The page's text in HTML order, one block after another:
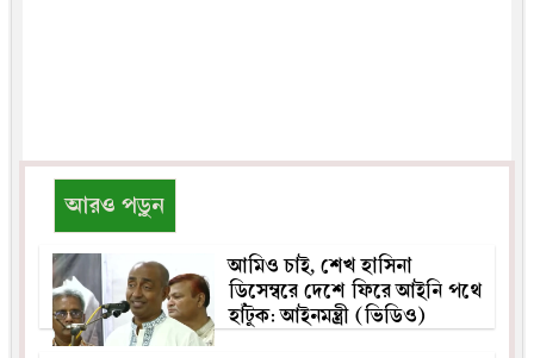
আরও পড়ুন
আমিও চাই, শেখ হাসিনা
ডিসেম্বরে দেশে ফিরে আইনি পথে
হাঁটুক: আইনমন্ত্রী (ভিডিও)